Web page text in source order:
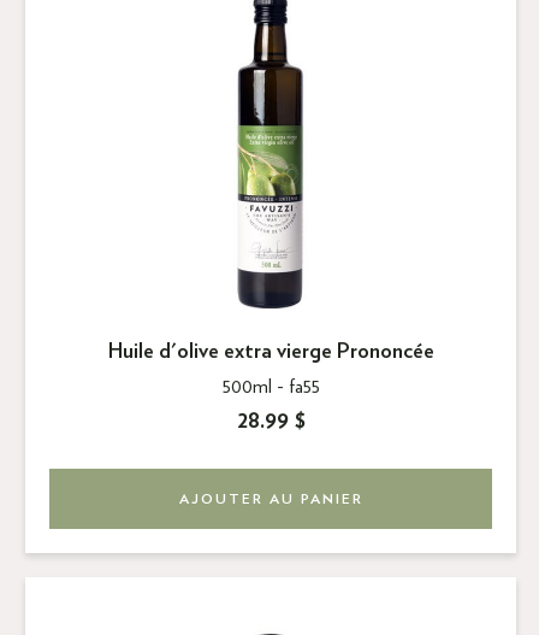
Huile d'olive extra vierge Prononcée
500ml - fa55
28.99 $
AJOUTER AU PANIER